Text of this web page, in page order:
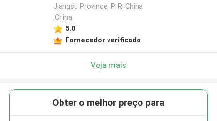
Jiangsu Province, P. R. China
,China
5.0
Fornecedor verificado
Veja mais
Obter o melhor preço para